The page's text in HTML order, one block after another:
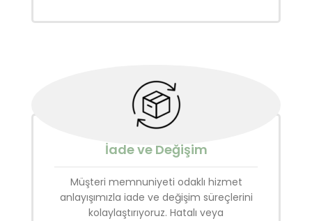
İade ve Değişim
Müşteri memnuniyeti odaklı hizmet
anlayışımızla iade ve değişim süreçlerini
kolaylaştırıyoruz. Hatalı veya